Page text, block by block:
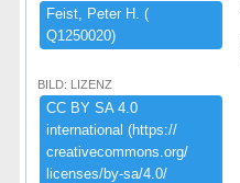
Feist,​ ​Peter ​H.​ ​(​
Q1250020)​
BILD: LIZENZ
CC ​BY ​SA ​4.​0 ​
international ​(​https:​/​/​
creativecommons.​org/​
licenses/​by-​sa/​4.​0/​